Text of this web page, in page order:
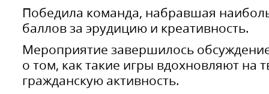
Победила команда, набравшая
баллов за эрудицию и креативность.
Мероприятие завершилось
о том, как такие игры вдохновляют на
гражданскую активность.